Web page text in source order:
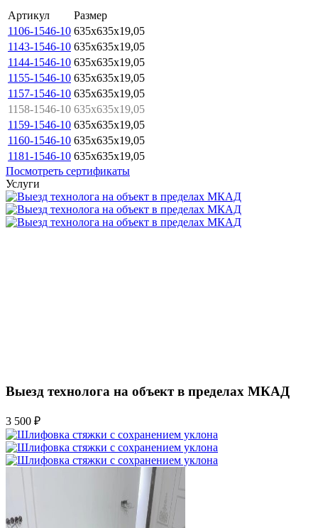
Артикул
Размер
1106-1546-10 635x635x19,05
1143-1546-10 635x635x19,05
1144-1546-10 635x635x19,05
1155-1546-10 635x635x19,05
1157-1546-10 635x635x19,05
1158-1546-10 635x635x19,05
1159-1546-10 635x635x19,05
1160-1546-10 635x635x19,05
1181-1546-10 635x635x19,05
Посмотреть сертификаты
Услуги
Выезд технолога на объект в пределах МКАД
3 500 ₽